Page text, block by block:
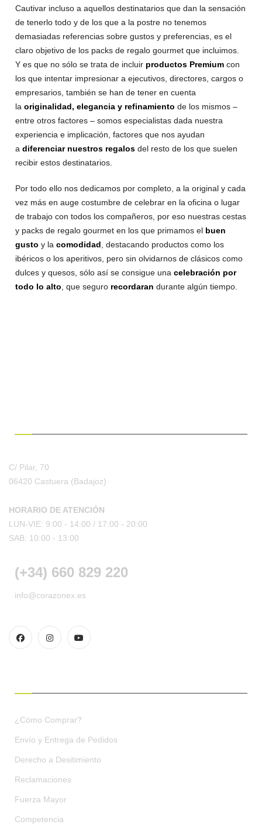
Cautivar incluso a aquellos destinatarios que dan la sensación
de tenerlo todo y de los que a la postre no tenemos
demasiadas referencias sobre gustos y preferencias, es el
claro objetivo de los packs de regalo gourmet que incluimos.
Y es que no sólo se trata de incluir productos Premium con
los que intentar impresionar a ejecutivos, directores, cargos o
empresarios, también se han de tener en cuenta
laoriginalidad, elegancia y refinamiento de los mismos –
entre otros factores – somos especialistas dada nuestra
experiencia e implicación, factores que nos ayudan
adiferenciar nuestros regalos del resto de los que suelen
recibir estos destinatarios.
Por todo ello nos dedicamos por completo, a la original y cada
vez más en auge costumbre de celebrar en la oficina o lugar
de trabajo con todos los compañeros, por eso nuestras cestas
y packs de regalo gourmet en los que primamos el buen
gusto y lacomodidad , destacando productos como los
ibéricos o los aperitivos, pero sin olvidarnos de clásicos como
dulces y quesos, sólo así se consigue unacelebración por
todo lo alto , que seguro recordaran durante algún tiempo.
C/ Pilar, 70
06420 Castuera (Badajoz)
HORARIO DE ATENCIÓN
LUN-VIE: 9:00 - 14:00 / 17:00 - 20:00
SAB: 10:00 - 13:00
(+34) 660 829 220
info@corazonex.es
¿Cómo Comprar?
Envío y Entrega de Pedidos
Derecho a Desitimiento
Reclamaciones
Fuerza Mayor
Competencia